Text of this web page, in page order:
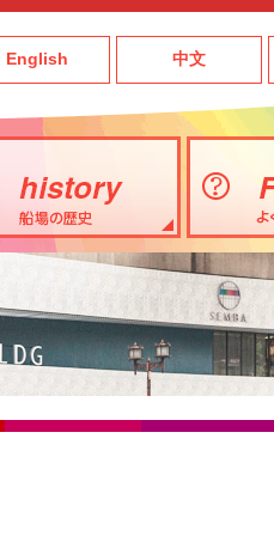
English 中文